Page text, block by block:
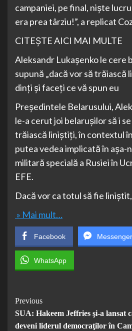
campaniei, pe final, nişte
era prea târziu!”, a replicat
CITEŞTE AICI MAI MULTE
Aleksandr Lukaşenko le cere
supună „dacă vor să
dinţi și faceți ce vă spun eu
Preşedintele Belarusului,
le-a cerut joi belaruşilor să i
trăiască liniştiţi, în contextul
putea vedea implicată în
militară specială a Rusiei în
EFE.
Dacă vor ca totul să fie liniştit,
» Mai mult…
Facebook Messenger
WhatsApp
Post
Navigation
Previous
SUA: Hakeem Jeffries şi-a lansat
deveni liderul democraţilor în